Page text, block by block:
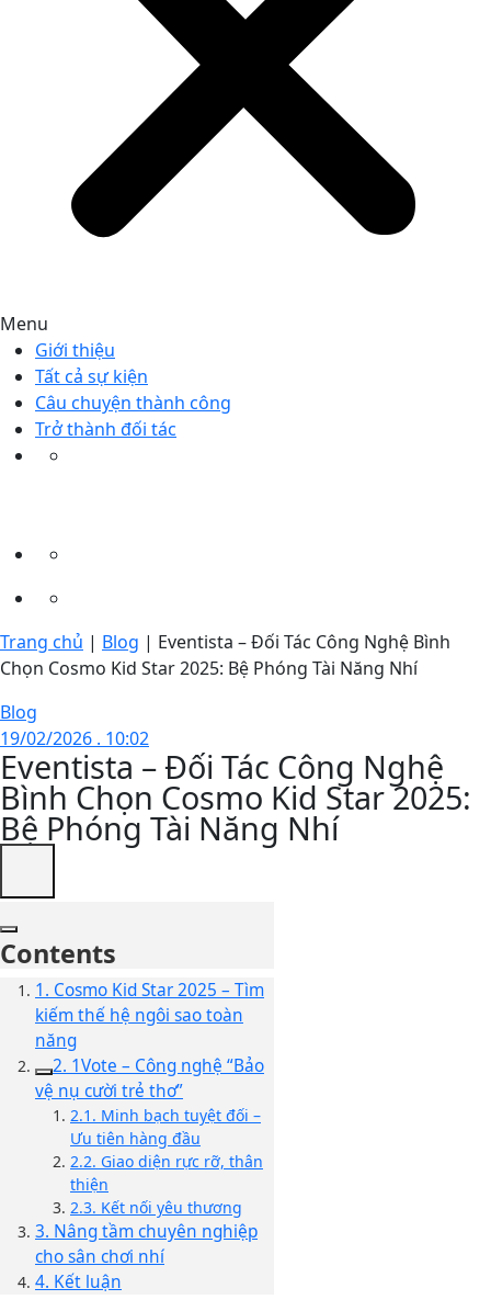
Menu
Giới thiệu
Tất cả sự kiện
Câu chuyện thành công
Trở thành đối tác
Trang chủ | Blog | Eventista – Đối Tác Công Nghệ Bình
Chọn Cosmo Kid Star 2025: Bệ Phóng Tài Năng Nhí
Blog
19/02/2026 . 10:02
Eventista – Đối Tác Công Nghệ
Bình Chọn Cosmo Kid Star 2025:
Bệ Phóng Tài Năng Nhí
Contents
1. Cosmo Kid Star 2025 – Tìm
kiếm thế hệ ngôi sao toàn
năng
2. 1Vote – Công nghệ “Bảo
vệ nụ cười trẻ thơ”
2.1. Minh bạch tuyệt đối –
Ưu tiên hàng đầu
2.2. Giao diện rực rỡ, thân
thiện
2.3. Kết nối yêu thương
3. Nâng tầm chuyên nghiệp
cho sân chơi nhí
4. Kết luận